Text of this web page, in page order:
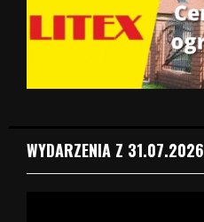
WYDARZENIA Z 31.07.2026